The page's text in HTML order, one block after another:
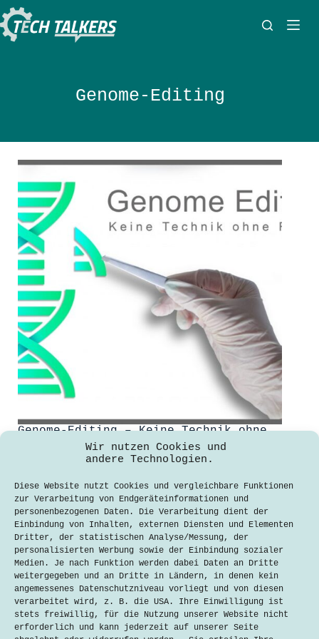
Wir nutzen Cookies und
andere Technologien.
Diese Website nutzt Cookies und vergleichbare Funktionen
zur Verarbeitung von Endgeräteinformationen und
personenbezogenen Daten. Die Verarbeitung dient der
Einbindung von Inhalten, externen Diensten und Elementen
Dritter, der statistischen Analyse/Messung, der
personalisierten Werbung sowie der Einbindung sozialer
Medien. Je nach Funktion werden dabei Daten an Dritte
weitergegeben und an Dritte in Ländern, in denen kein
angemessenes Datenschutzniveau vorliegt und von diesen
verarbeitet wird, z. B. die USA. Ihre Einwilligung ist
stets freiwillig, für die Nutzung unserer Website nicht
erforderlich und kann jederzeit auf unserer Seite
Zum
Inhalt
springen
Genome-Editing
Genome-Editing – Keine Technik ohne
22. Juni 2018
Interview mit Chris-Carolin Schön und
Christoph Then Am 07.05.2018 fand das
erste Science Café der Münchner
Volkshochschule in Kooperation mit
der Deutschen Akademie der
Technikwissenschaften statt. Die
Gewinner des Science-Slams im
Februar, Chris-Carolin Schön
(Inhaberin des Lehrstuhls für
Pflanzenzüchtung an…
Lesen